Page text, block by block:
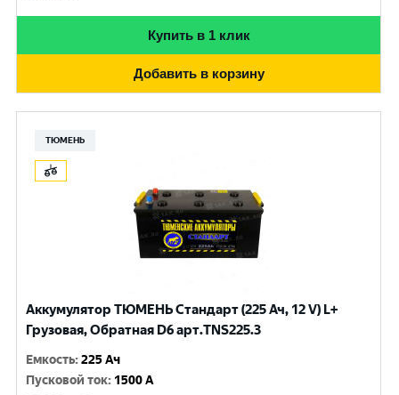
Купить в 1 клик
Добавить в корзину
ТЮМЕНЬ
Аккумулятор ТЮМЕНЬ Стандарт (225 Ач, 12 V) L+
Грузовая, Обратная D6 арт.TNS225.3
Емкость:225 Ач
Пусковой ток: 1500 A